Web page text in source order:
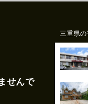
せんで
三重県